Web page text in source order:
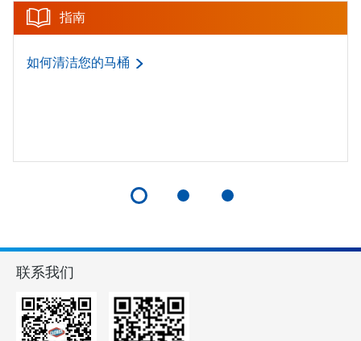
指南
如何清洁您的马桶
联系我们